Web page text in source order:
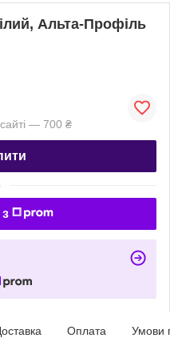
Альта-Профіль
— 700 ₴
Оплата Умови